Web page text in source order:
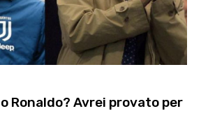
Ronaldo? Avrei provato per